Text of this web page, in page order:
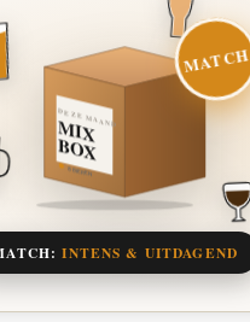
DEZE MAAND
MIX
BOX
8 BIEREN
MATCH
INTENS & UITDAGEND